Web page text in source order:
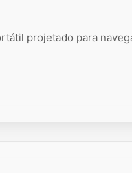
projetado para